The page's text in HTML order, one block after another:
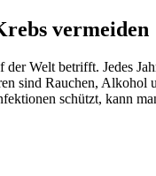
vermeiden
Welt betrifft. Jedes
sind Rauchen, Alkohol
schützt, kann